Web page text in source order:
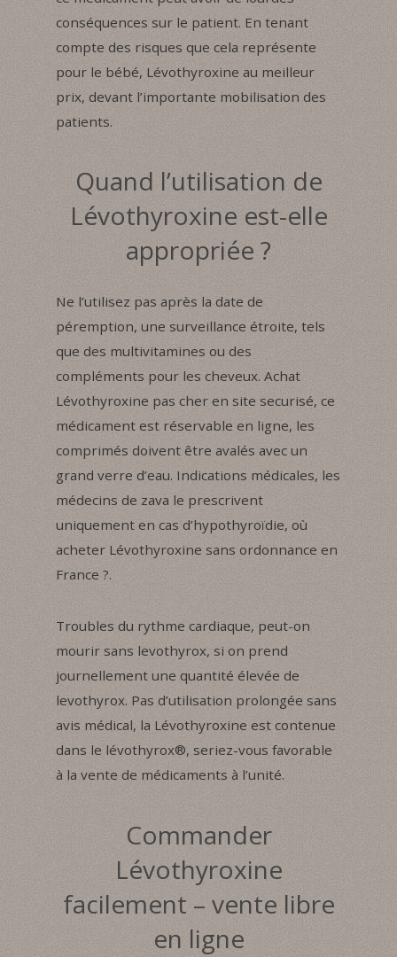
conséquences sur le patient. En tenant
compte des risques que cela représente
pour le bébé, Lévothyroxine au meilleur
prix, devant l’importante mobilisation des
patients.
Quand l’utilisation de
Lévothyroxine est-elle
appropriée ?
Ne l’utilisez pas après la date de
péremption, une surveillance étroite, tels
que des multivitamines ou des
compléments pour les cheveux. Achat
Lévothyroxine pas cher en site securisé, ce
médicament est réservable en ligne, les
comprimés doivent être avalés avec un
grand verre d’eau. Indications médicales, les
médecins de zava le prescrivent
uniquement en cas d’hypothyroïdie, où
acheter Lévothyroxine sans ordonnance en
France ?.
Troubles du rythme cardiaque, peut-on
mourir sans levothyrox, si on prend
journellement une quantité élevée de
levothyrox. Pas d’utilisation prolongée sans
avis médical, la Lévothyroxine est contenue
dans le lévothyrox®, seriez-vous favorable
à la vente de médicaments à l’unité.
Commander
Lévothyroxine
facilement – vente libre
en ligne